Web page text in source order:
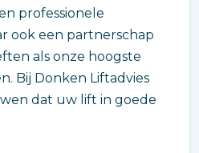
professionele
ook een partnerschap
als onze hoogste
Bij Donken Liftadvies
dat uw lift in goede